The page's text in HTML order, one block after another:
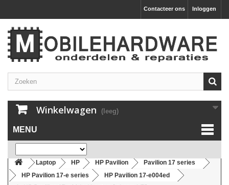
Inloggen
Contacteer ons
Winkelwagen (leeg)
MENU
Laptop HP HP Pavilion
Pavilion 17 series
HP Pavilion 17-e series
HP Pavilion 17-e004ed